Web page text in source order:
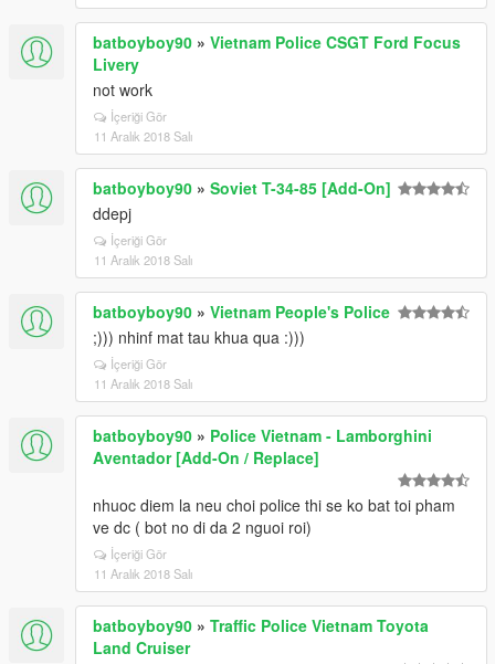
batboyboy90 » Vietnam Police CSGT Ford Focus
Livery
not work
İçeriği Gör
11 Aralık 2018 Salı
batboyboy90 » Soviet T-34-85 [Add-On]
ddepj
İçeriği Gör
11 Aralık 2018 Salı
batboyboy90 » Vietnam People's Police
;))) nhinf mat tau khua qua :)))
İçeriği Gör
11 Aralık 2018 Salı
batboyboy90 » Police Vietnam - Lamborghini
Aventador [Add-On / Replace]
nhuoc diem la neu choi police thi se ko bat toi pham
ve dc ( bot no di da 2 nguoi roi)
İçeriği Gör
11 Aralık 2018 Salı
batboyboy90 » Traffic Police Vietnam Toyota
Land Cruiser